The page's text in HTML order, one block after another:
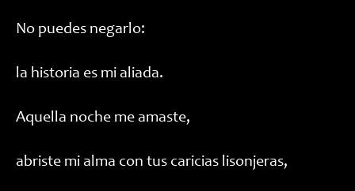
No puedes negarlo:
la historia es mi aliada.
Aquella noche me amaste,
abriste mi alma con tus caricias lisonjeras,